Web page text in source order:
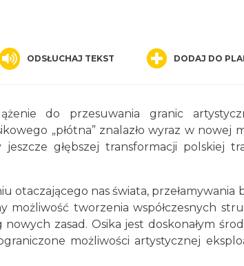
ODSŁUCHAJ TEKST DODAJ DO
do przesuwania granic
„płótna” znalazło wyraz w nowej
głębszej transformacji polskiej
otaczającego nas świata, przełamywania
możliwość tworzenia współczesnych
zasad. Osika jest doskonałym
możliwości artystycznej